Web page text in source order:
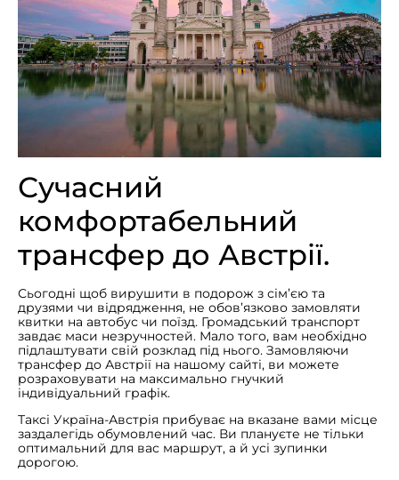
Сучасний
комфортабельний
трансфер до Австрії.
Сьогодні щоб вирушити в подорож з сім’єю та
друзями чи відрядження, не обов’язково замовляти
квитки на автобус чи поїзд. Громадський транспорт
завдає маси незручностей. Мало того, вам необхідно
підлаштувати свій розклад під нього. Замовляючи
трансфер до Австрії на нашому сайті, ви можете
розраховувати на максимально гнучкий
індивідуальний графік.
Таксі Україна-Австрія прибуває на вказане вами місце
заздалегідь обумовлений час. Ви плануєте не тільки
оптимальний для вас маршрут, а й усі зупинки
дорогою.